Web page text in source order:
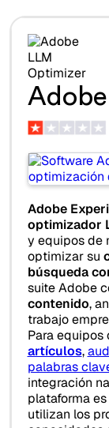
Adobe
optimizador
y equipos de
optimizar su
búsqueda
suite Adobe
contenido,
trabajo
Para equipos
artículos,
palabras
integración
plataforma
utilizan los